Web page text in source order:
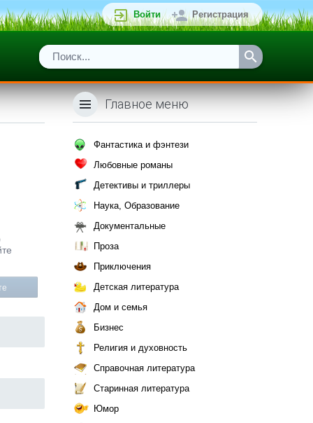
Войти Регистрация
Главное меню
Фантастика и фэнтези
Любовные романы
Детективы и триллеры
Наука, Образование
Документальные
Проза
Приключения
Детская литература
Дом и семья
Бизнес
Религия и духовность
Справочная литература
Старинная литература
Юмор